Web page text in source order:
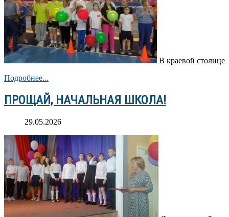
В краевой столице
Подробнее...
ПРОЩАЙ, НАЧАЛЬНАЯ ШКОЛА!
29.05.2026